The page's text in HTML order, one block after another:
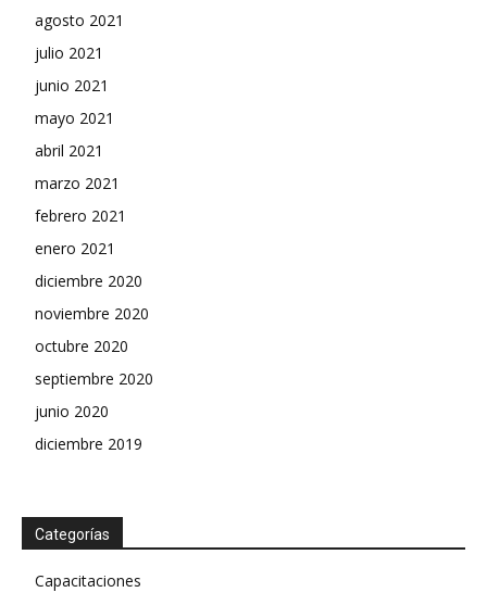
agosto 2021
julio 2021
junio 2021
mayo 2021
abril 2021
marzo 2021
febrero 2021
enero 2021
diciembre 2020
noviembre 2020
octubre 2020
septiembre 2020
junio 2020
diciembre 2019
Categorías
Capacitaciones